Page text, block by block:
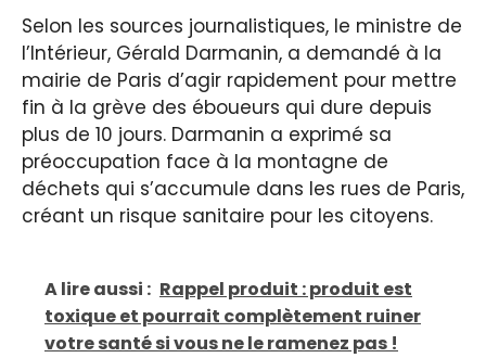
Selon les sources journalistiques, le ministre de
l’Intérieur, Gérald Darmanin, a demandé à la
mairie de Paris d’agir rapidement pour mettre
fin à la grève des éboueurs qui dure depuis
plus de 10 jours. Darmanin a exprimé sa
préoccupation face à la montagne de
déchets qui s’accumule dans les rues de Paris,
créant un risque sanitaire pour les citoyens.
A lire aussi : Rappel produit : produit est
toxique et pourrait complètement ruiner
votre santé si vous ne le ramenez pas !